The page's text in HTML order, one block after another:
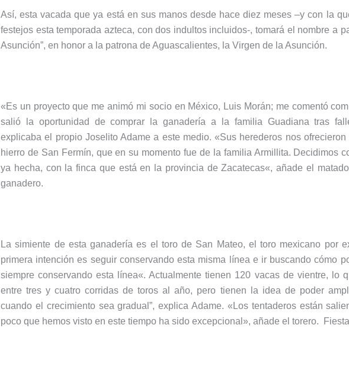
Así, esta vacada que ya está en sus manos desde hace diez meses –y con la
festejos esta temporada azteca, con dos indultos incluidos-, tomará el nombre a
Asunción”, en honor a la patrona de Aguascalientes, la Virgen de la Asunción.
«Es un proyecto que me animó mi socio en México, Luis Morán; me comentó
salió la oportunidad de comprar la ganadería a la familia Guadiana tras
explicaba el propio Joselito Adame a este medio. «Sus herederos nos
hierro de San Fermín, que en su momento fue de la familia Armillita. Decidimos
ya hecha, con la finca que está en la provincia de Zacatecas«, añade el
ganadero.
La simiente de esta ganadería es el toro de San Mateo, el toro mexicano por
primera intención es seguir conservando esta misma línea e ir buscando cómo
siempre conservando esta línea«. Actualmente tienen 120 vacas de vientre, lo
entre tres y cuatro corridas de toros al año, pero tienen la idea de poder
cuando el crecimiento sea gradual”, explica Adame. «Los tentaderos están
poco que hemos visto en este tiempo ha sido excepcional», añade el torero.